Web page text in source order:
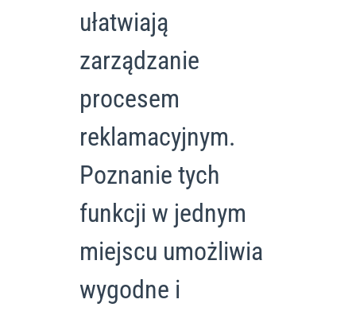
ułatwiają
zarządzanie
procesem
reklamacyjnym.
Poznanie tych
funkcji w jednym
miejscu umożliwia
wygodne i